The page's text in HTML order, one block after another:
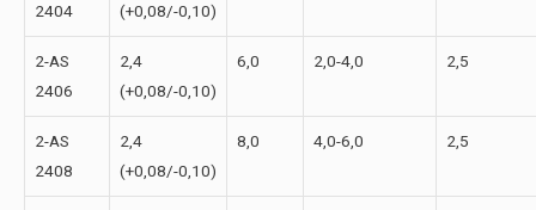
2404
(+0,08/-0,10)
2-АS
2406
2,4
(+0,08/-0,10)
6,0 2,0-4,0 2,5
2-АS
2408
2,4
(+0,08/-0,10)
8,0 4,0-6,0 2,5